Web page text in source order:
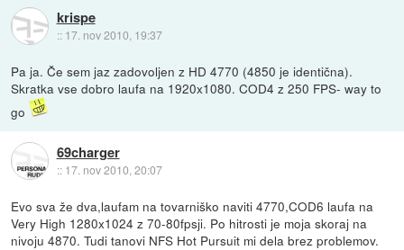
krispe
:: 17. nov 2010, 19:37
Pa ja. Če sem jaz zadovoljen z HD 4770 (4850 je identična).
Skratka vse dobro laufa na 1920x1080. COD4 z 250 FPS- way to
go
69charger
:: 17. nov 2010, 20:07
Evo sva že dva,laufam na tovarniško naviti 4770,COD6 laufa na
Very High 1280x1024 z 70-80fpsji. Po hitrosti je moja skoraj na
nivoju 4870. Tudi tanovi NFS Hot Pursuit mi dela brez problemov.